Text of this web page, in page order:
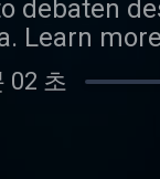
debaten
Learn
02 초